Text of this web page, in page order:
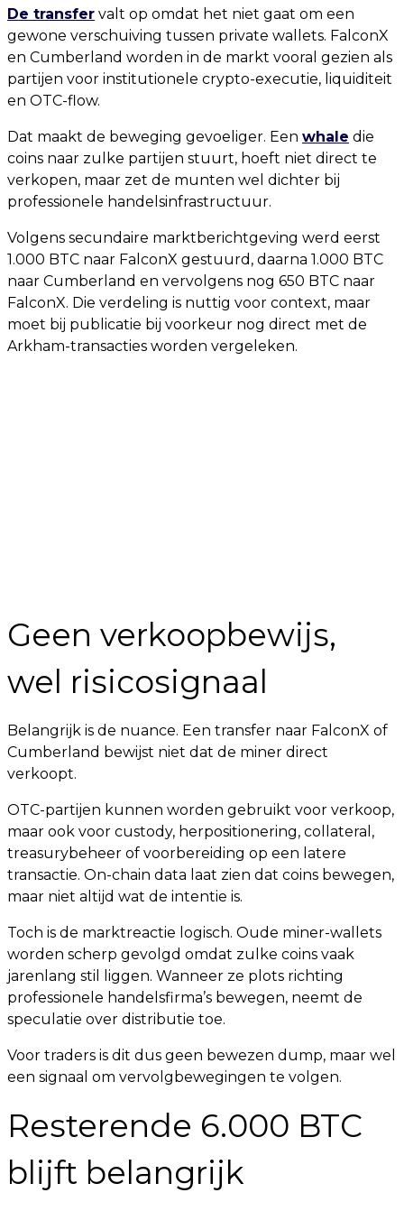
De transfer valt op omdat het niet gaat om een
gewone verschuiving tussen private wallets. FalconX
en Cumberland worden in de markt vooral gezien als
partijen voor institutionele crypto-executie, liquiditeit
en OTC-flow.
Dat maakt de beweging gevoeliger. Een whale die
coins naar zulke partijen stuurt, hoeft niet direct te
verkopen, maar zet de munten wel dichter bij
professionele handelsinfrastructuur.
Volgens secundaire marktberichtgeving werd eerst
1.000 BTC naar FalconX gestuurd, daarna 1.000 BTC
naar Cumberland en vervolgens nog 650 BTC naar
FalconX. Die verdeling is nuttig voor context, maar
moet bij publicatie bij voorkeur nog direct met de
Arkham-transacties worden vergeleken.
Geen verkoopbewijs,
wel risicosignaal
Belangrijk is de nuance. Een transfer naar FalconX of
Cumberland bewijst niet dat de miner direct
verkoopt.
OTC-partijen kunnen worden gebruikt voor verkoop,
maar ook voor custody, herpositionering, collateral,
treasurybeheer of voorbereiding op een latere
transactie. On-chain data laat zien dat coins bewegen,
maar niet altijd wat de intentie is.
Toch is de marktreactie logisch. Oude miner-wallets
worden scherp gevolgd omdat zulke coins vaak
jarenlang stil liggen. Wanneer ze plots richting
professionele handelsfirma’s bewegen, neemt de
speculatie over distributie toe.
Voor traders is dit dus geen bewezen dump, maar wel
een signaal om vervolgbewegingen te volgen.
Resterende 6.000 BTC
blijft belangrijk